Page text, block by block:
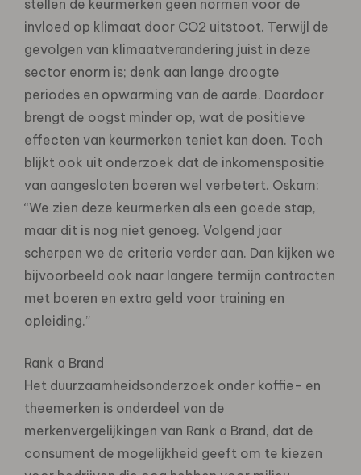
stellen de keurmerken geen normen voor de
invloed op klimaat door CO2 uitstoot. Terwijl de
gevolgen van klimaatverandering juist in deze
sector enorm is; denk aan lange droogte
periodes en opwarming van de aarde. Daardoor
brengt de oogst minder op, wat de positieve
effecten van keurmerken teniet kan doen. Toch
blijkt ook uit onderzoek dat de inkomenspositie
van aangesloten boeren wel verbetert. Oskam:
“We zien deze keurmerken als een goede stap,
maar dit is nog niet genoeg. Volgend jaar
scherpen we de criteria verder aan. Dan kijken we
bijvoorbeeld ook naar langere termijn contracten
met boeren en extra geld voor training en
opleiding.”
Rank a Brand
Het duurzaamheidsonderzoek onder koffie- en
theemerken is onderdeel van de
merkenvergelijkingen van Rank a Brand, dat de
consument de mogelijkheid geeft om te kiezen